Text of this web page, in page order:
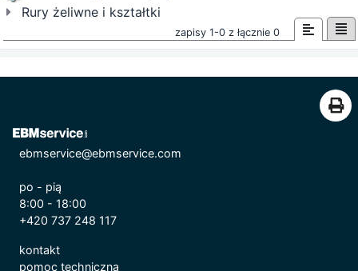
Rury żeliwne i kształtki
zapisy 1-0 z łącznie 0
ebmservice@ebmservice.com
po - pią
8:00 - 18:00
+420 737 248 117
kontakt
pomoc techniczna